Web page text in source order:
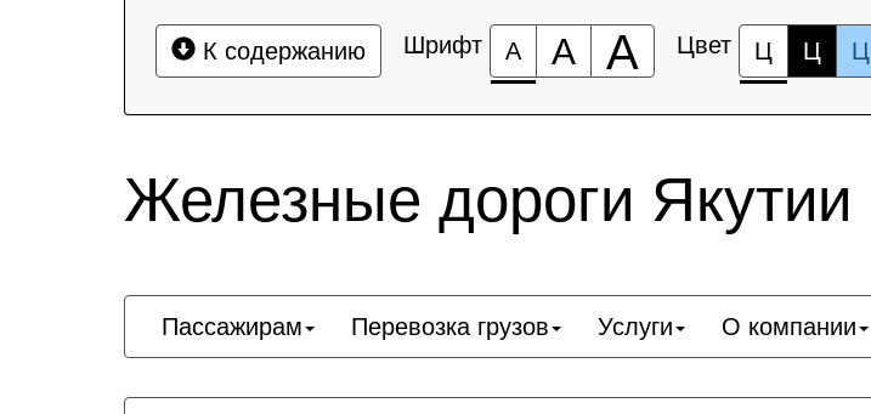
К содержанию Шрифт А А А Цвет Ц Ц Ц
Железные дороги Якутии
Пассажирам Перевозка грузов Услуги О компании